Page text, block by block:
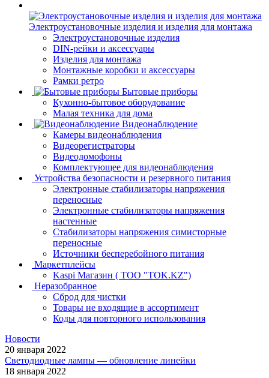
Электроустановочные изделия и изделия для монтажа
Электроустановочные изделия
DIN-рейки и аксессуары
Изделия для монтажа
Монтажные коробки и аксессуары
Рамки ретро
Бытовые приборы
Кухонно-бытовое оборудование
Малая техника для дома
Видеонаблюдение
Камеры видеонаблюдения
Видеорегистраторы
Видеодомофоны
Комплектующее для видеонаблюдения
Устройства безопасности и резервного питания
Электронные стабилизаторы напряжения
переносные
Электронные стабилизаторы напряжения
настенные
Стабилизаторы напряжения симисторные
переносные
Источники бесперебойного питания
Маркетплейсы
Kaspi Магазин ( ТОО "TOK.KZ")
Неразобранное
Сброд для чистки
Товары не входящие в ассортимент
Коды для повторного использования
Новости
20 января 2022
Светодиодные лампы — обновление линейки
18 января 2022